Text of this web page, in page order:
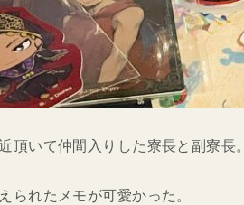
頂いて仲間入りした寮長と副寮長。
られたメモが可愛かった。